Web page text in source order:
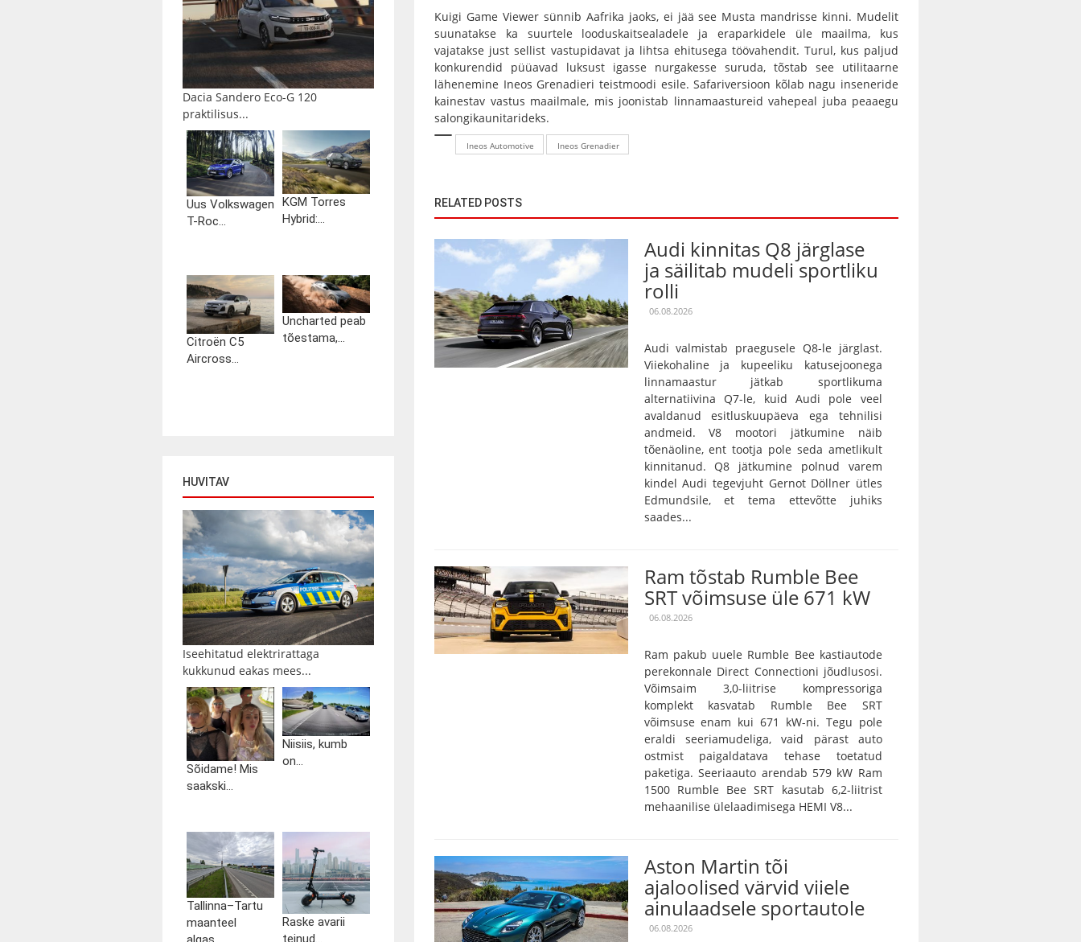
Dacia Sandero Eco-G 120
praktilisus...
Uus Volkswagen
T-Roc...
KGM Torres
Hybrid:...
Citroën C5
Aircross...
Uncharted peab
tõestama,...
HUVITAV
Iseehitatud elektrirattaga
kukkunud eakas mees...
Sõidame! Mis
saakski...
Niisiis, kumb
on...
Tallinna–Tartu
maanteel
Raske avarii
teinud...
Kuigi Game Viewer sünnib Aafrika jaoks, ei jää see Musta mandrisse kinni. Mudelit
suunatakse ka suurtele looduskaitsealadele ja eraparkidele üle maailma, kus
vajatakse just sellist vastupidavat ja lihtsa ehitusega töövahendit. Turul, kus paljud
konkurendid püüavad luksust igasse nurgakesse suruda, tõstab see utilitaarne
lähenemine Ineos Grenadieri teistmoodi esile. Safariversioon kõlab nagu inseneride
kainestav vastus maailmale, mis joonistab linnamaastureid vahepeal juba peaaegu
salongikaunitarideks.
Ineos Automotive Ineos Grenadier
RELATED POSTS
Audi kinnitas Q8 järglase
ja säilitab mudeli sportliku
rolli
06.08.2026
Audi valmistab praegusele Q8-le järglast.
Viiekohaline ja kupeeliku katusejoonega
linnamaastur jätkab sportlikuma
alternatiivina Q7-le, kuid Audi pole veel
avaldanud esitluskuupäeva ega tehnilisi
andmeid. V8 mootori jätkumine näib
tõenäoline, ent tootja pole seda ametlikult
kinnitanud. Q8 jätkumine polnud varem
kindel Audi tegevjuht Gernot Döllner ütles
Edmundsile, et tema ettevõtte juhiks
saades...
Ram tõstab Rumble Bee
SRT võimsuse üle 671 kW
06.08.2026
Ram pakub uuele Rumble Bee kastiautode
perekonnale Direct Connectioni jõudlusosi.
Võimsaim 3,0-liitrise kompressoriga
komplekt kasvatab Rumble Bee SRT
võimsuse enam kui 671 kW-ni. Tegu pole
eraldi seeriamudeliga, vaid pärast auto
ostmist paigaldatava tehase toetatud
paketiga. Seeriaauto arendab 579 kW Ram
1500 Rumble Bee SRT kasutab 6,2-liitrist
mehaanilise ülelaadimisega HEMI V8...
Aston Martin tõi
ajaloolised värvid viiele
ainulaadsele sportautole
06.08.2026